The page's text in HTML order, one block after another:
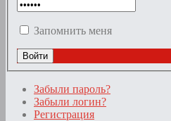
Запомнить меня
Забыли пароль?
Забыли логин?
Регистрация